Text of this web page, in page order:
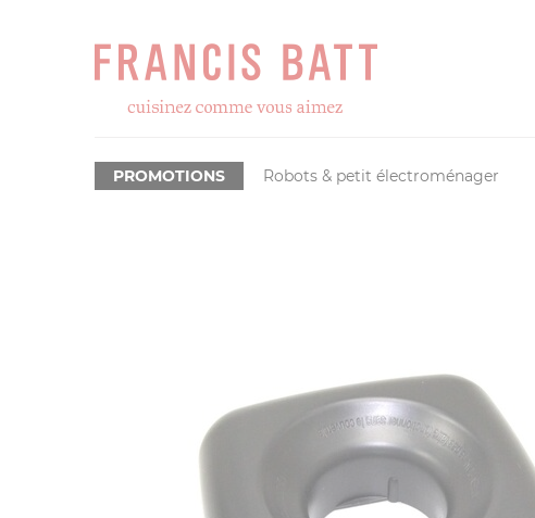
Robots & petit électroménager
PROMOTIONS